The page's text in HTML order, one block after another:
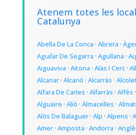
Atenem totes les
Catalunya
Abella De La Conca · Abrera ·
Aguilar De Segarra · Agullana ·
Aiguaviva · Aitona · Alàs I Cerc·
Alcanar· Alcanó · Alcarràs ·
Alfara De Carles · Alfarràs · Alfés ·
Alguaire · Alió · Almacelles ·
Alòs De Balaguer· Alp · Alpens ·
Amer· Amposta · Andorra ·